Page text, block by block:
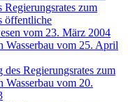
Regierungsrates zum
öffentliche
vom 23. März 2004
Wasserbau vom 25. April
des Regierungsrates zum
Wasserbau vom 20.